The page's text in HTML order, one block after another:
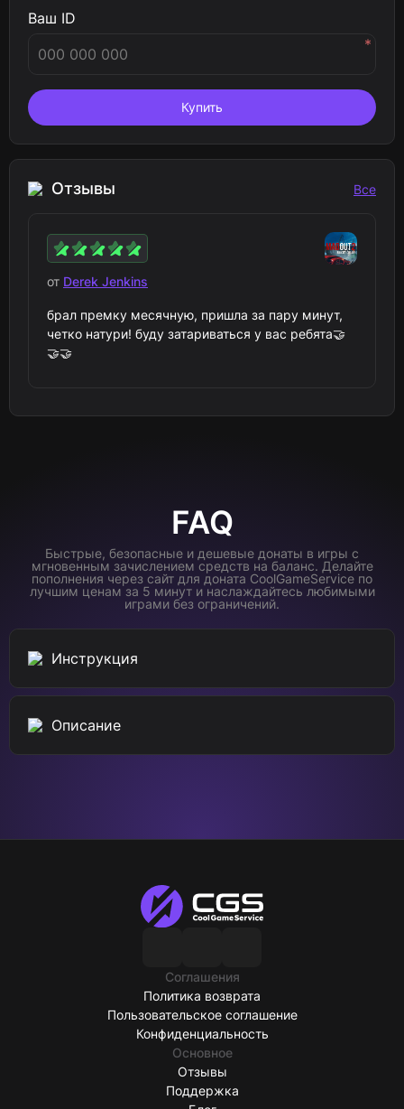
Ваш ID
*
Купить
Отзывы Все
от Derek Jenkins
брал премку месячную, пришла за пару минут,
четко натури! буду затариваться у вас ребята🤝
🤝🤝
FAQ
Быстрые, безопасные и дешевые донаты в игры с
мгновенным зачислением средств на баланс. Делайте
пополнения через сайт для доната CoolGameService по
лучшим ценам за 5 минут и наслаждайтесь любимыми
играми без ограничений.
Инструкция
Описание
Соглашения
Политика возврата
Пользовательское соглашение
Конфиденциальность
Основное
Отзывы
Поддержка